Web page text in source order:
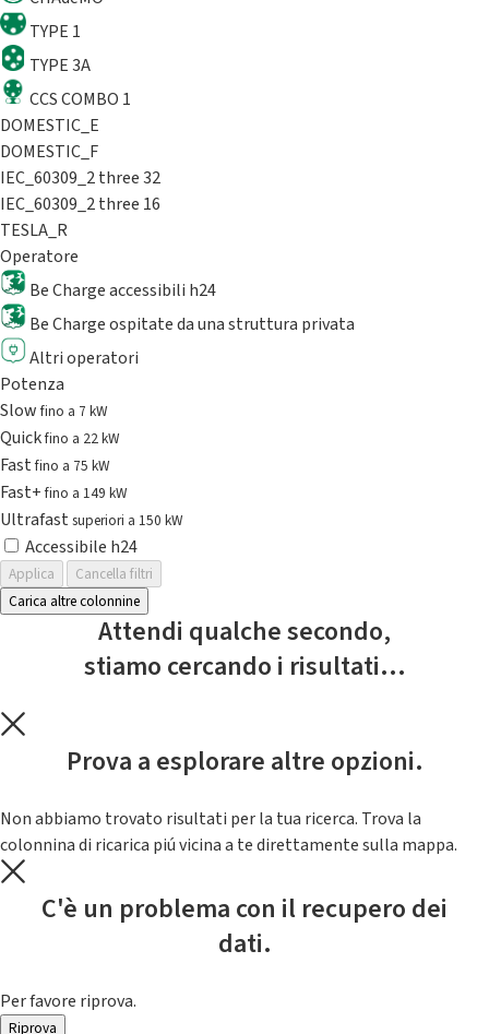
TYPE 1
TYPE 3A
CCS COMBO 1
DOMESTIC_E
DOMESTIC_F
IEC_60309_2 three 32
IEC_60309_2 three 16
TESLA_R
Operatore
Be Charge accessibili h24
Be Charge ospitate da una struttura privata
Altri operatori
Potenza
Slowfino a 7 kW
Quickfino a 22 kW
Fastfino a 75 kW
Fast+fino a 149 kW
Ultrafast superiori a 150 kW
Accessibile h24
Applica
Cancella filtri
Carica altre colonnine
Attendi qualche secondo,
stiamo cercando i risultati...
Prova a esplorare altre opzioni.
Non abbiamo trovato risultati per la tua ricerca. Trova la
colonnina di ricarica piú vicina a te direttamente sulla mappa.
C'è un problema con il recupero dei
dati.
Per favore riprova.
Riprova